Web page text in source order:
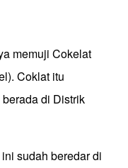
memuji Cokelat
Coklat itu
di Distrik
sudah beredar di